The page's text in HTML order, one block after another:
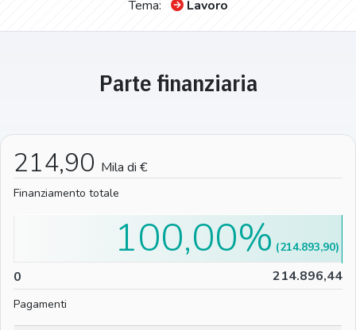
Tema: Lavoro
Parte finanziaria
214,90 Mila di €
Finanziamento totale
0 214.896,44
100,00% (214.893,90)
Pagamenti